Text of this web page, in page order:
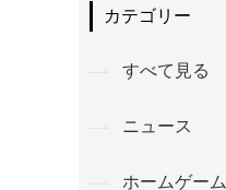
カテゴリー
すべて見る
ニュース
ホームゲーム